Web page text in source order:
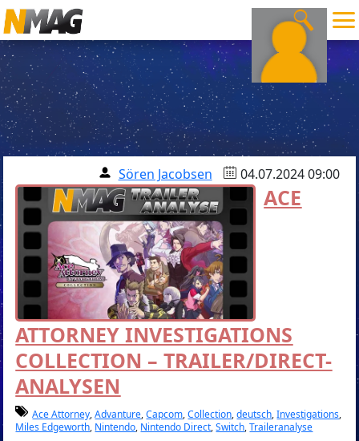
Sören Jacobsen 04.07.2024 09:00
ACE
ATTORNEY INVESTIGATIONS
COLLECTION – TRAILER/DIRECT-
ANALYSEN
Ace Attorney,Advanture,Capcom,Collection,deutsch,Investigations,
Miles Edgeworth, Nintendo, Nintendo Direct,Switch,Traileranalyse